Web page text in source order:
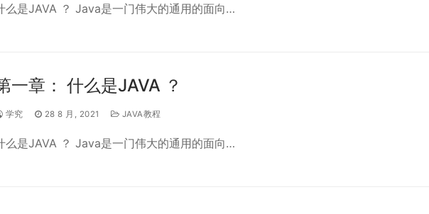
么是JAVA ？ Java是一门伟大的通用的面向…
一章： 什么是JAVA ？
学究 28 8 月, 2021 JAVA教程
么是JAVA ？ Java是一门伟大的通用的面向…